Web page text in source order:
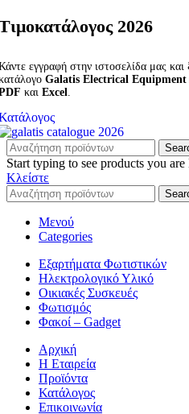
2026
εγγραφή στην ιστοσελίδα μας
Galatis Electrical Equipment
και Excel
Start typing to see products you
Κλείστε
Μενού
Categories
Εξαρτήματα Φωτιστικών
Ηλεκτρολογικό Υλικό
Οικιακές Συσκευές
Φωτισμός
Φακοί – Gadget
Αρχική
Η Εταιρεία
Προϊόντα
Κατάλογος
Επικοινωνία